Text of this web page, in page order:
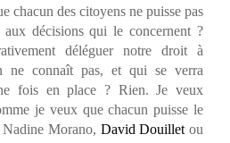
chacun des citoyens ne puisse pas
aux décisions qui le concernent ?
déléguer notre droit à
ne connaît pas, et qui se verra
fois en place ? Rien. Je veux
je veux que chacun puisse le
Morano, David Douillet ou